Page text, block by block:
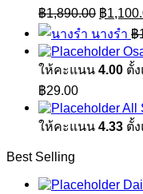
฿1,890.00 Original
price
was:
฿
฿
นางรำ ฿
ให้คะแนน 4.00 ตั้
฿29.00
All
ให้คะแนน 4.33 ตั้
Best Selling